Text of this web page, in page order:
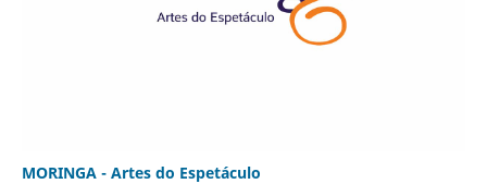
MORINGA - Artes do Espetáculo